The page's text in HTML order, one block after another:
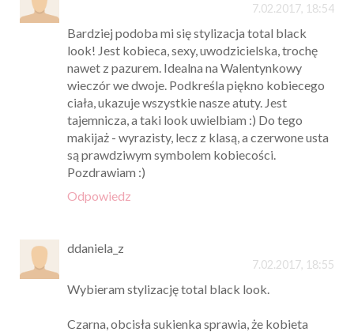
7.02.2017, 18:54
Bardziej podoba mi się stylizacja total black
look! Jest kobieca, sexy, uwodzicielska, trochę
nawet z pazurem. Idealna na Walentynkowy
wieczór we dwoje. Podkreśla piękno kobiecego
ciała, ukazuje wszystkie nasze atuty. Jest
tajemnicza, a taki look uwielbiam :) Do tego
makijaż - wyrazisty, lecz z klasą, a czerwone usta
są prawdziwym symbolem kobiecości.
Pozdrawiam :)
Odpowiedz
ddaniela_z
7.02.2017, 18:55
Wybieram stylizację total black look.
Czarna, obcisła sukienka sprawia, że kobieta